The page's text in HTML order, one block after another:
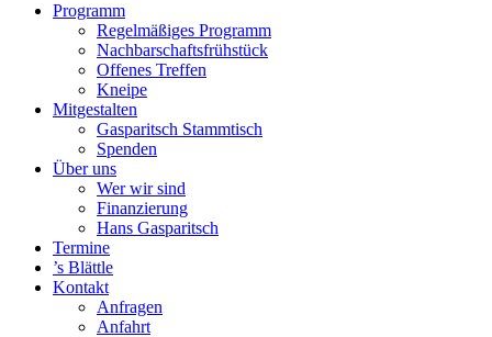
Programm
Regelmäßiges Programm
Nachbarschaftsfrühstück
Offenes Treffen
Kneipe
Mitgestalten
Gasparitsch Stammtisch
Spenden
Über uns
Wer wir sind
Finanzierung
Hans Gasparitsch
Termine
’s Blättle
Kontakt
Anfragen
Anfahrt